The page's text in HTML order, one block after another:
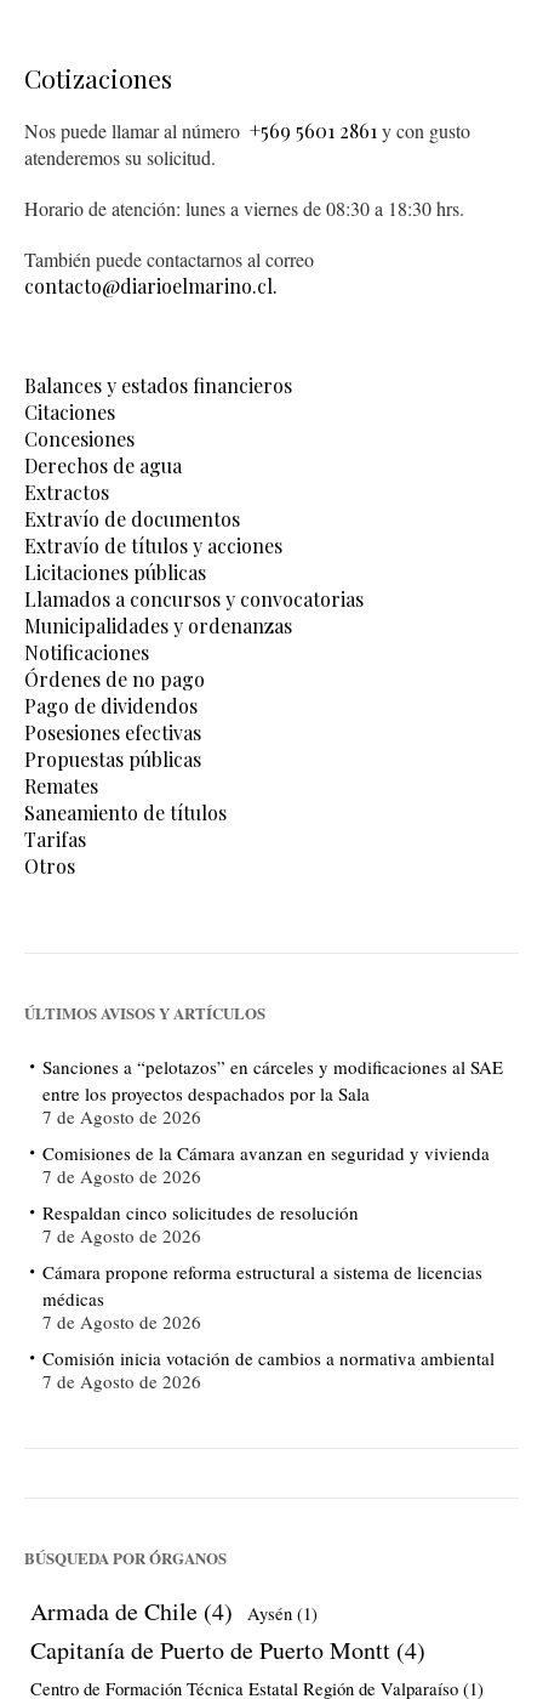
Cotizaciones
Nos puede llamar al número +569 5601 2861 y con gusto
atenderemos su solicitud.
Horario de atención: lunes a viernes de 08:30 a 18:30 hrs.
También puede contactarnos al correo
contacto@diarioelmarino.cl.
Balances y estados financieros
Citaciones
Concesiones
Derechos de agua
Extractos
Extravío de documentos
Extravío de títulos y acciones
Licitaciones públicas
Llamados a concursos y convocatorias
Municipalidades y ordenanzas
Notificaciones
Órdenes de no pago
Pago de dividendos
Posesiones efectivas
Propuestas públicas
Remates
Saneamiento de títulos
Tarifas
Otros
ÚLTIMOS AVISOS Y ARTÍCULOS
Sanciones a “pelotazos” en cárceles y modificaciones al SAE
entre los proyectos despachados por la Sala
7 de Agosto de 2026
Comisiones de la Cámara avanzan en seguridad y vivienda
7 de Agosto de 2026
Respaldan cinco solicitudes de resolución
7 de Agosto de 2026
Cámara propone reforma estructural a sistema de licencias
médicas
7 de Agosto de 2026
Comisión inicia votación de cambios a normativa ambiental
7 de Agosto de 2026
BÚSQUEDA POR ÓRGANOS
Armada de Chile (4) Aysén (1)
Capitanía de Puerto de Puerto Montt (4)
Centro de Formación Técnica Estatal Región de Valparaíso (1)